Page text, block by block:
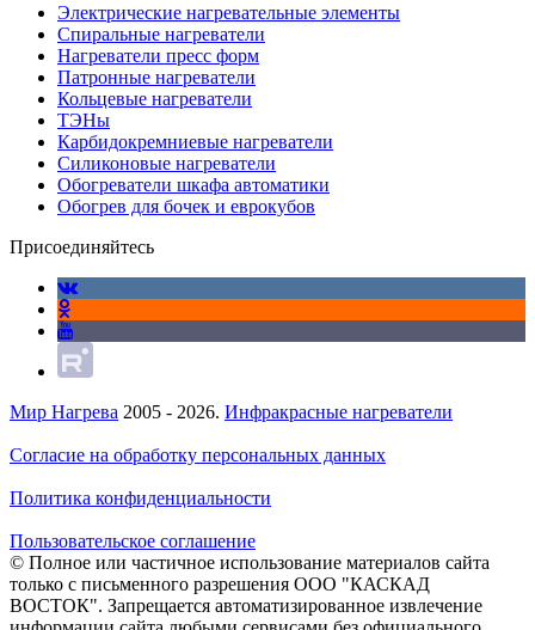
Электрические нагревательные элементы
Спиральные нагреватели
Нагреватели пресс форм
Патронные нагреватели
Кольцевые нагреватели
ТЭНы
Карбидокремниевые нагреватели
Силиконовые нагреватели
Обогреватели шкафа автоматики
Обогрев для бочек и еврокубов
Присоединяйтесь
Мир Нагрева 2005 - 2026. Инфракрасные нагреватели
Согласие на обработку персональных данных
Политика конфиденциальности
Пользовательское соглашение
© Полное или частичное использование материалов сайта
только с письменного разрешения ООО "КАСКАД
ВОСТОК". Запрещается автоматизированное извлечение